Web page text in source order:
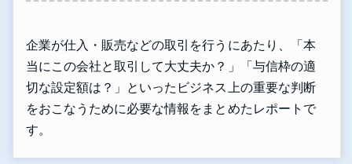
企業が仕入・販売などの取引を行うにあたり、「本
当にこの会社と取引して大丈夫か？」「与信枠の適
切な設定額は？」といったビジネス上の重要な判断
をおこなうために必要な情報をまとめたレポートで
す。